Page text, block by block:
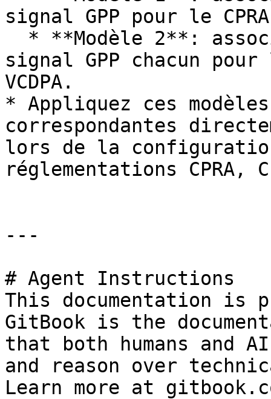
signal GPP pour le
signal GPP chacun
VCDPA.
* Appliquez ces
correspondantes
lors de la
réglementations CPRA,
---
# Agent Instructions
This documentation is
GitBook is the
that both humans and
and reason over
Learn more at